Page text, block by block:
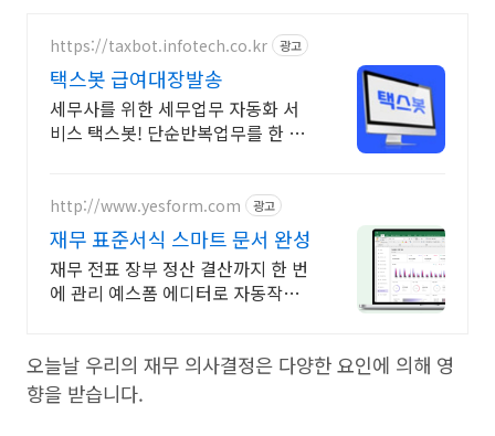
https://taxbot.infotech.co.kr 광고
택스봇 급여대장발송
세무사를 위한 세무업무 자동화 서
비스 택스봇! 단순반복업무를 한 번
http://www.yesform.com 광고
재무 표준서식 스마트 문서 완성
재무 전표 장부 정산 결산까지 한 번
에 관리 예스폼 에디터로 자동작성!
오늘날 우리의 재무 의사결정은 다양한 요인에 의해 영
향을 받습니다.